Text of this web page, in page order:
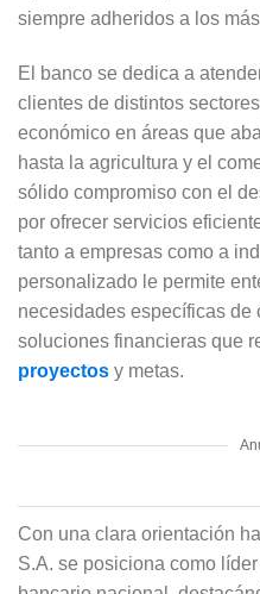
siempre adheridos a los
El banco se dedica a
clientes de distintos
económico en áreas que
hasta la agricultura y el
sólido compromiso con el
por ofrecer servicios
tanto a empresas como a
personalizado le permite
necesidades específicas
soluciones financieras que
proyectos y metas.
Con una clara orientación
S.A. se posiciona como